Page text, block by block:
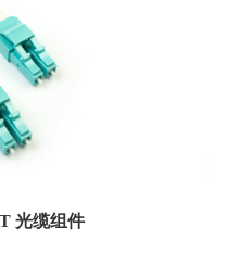
光缆组件